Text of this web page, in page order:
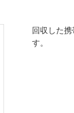
回収した
す。